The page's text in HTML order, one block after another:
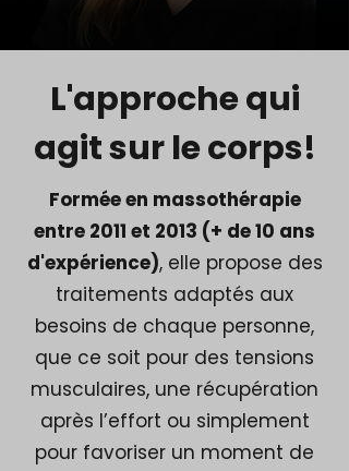
L'approche qui
agit sur le corps!
Formée en massothérapie
entre 2011 et 2013 (+ de 10 ans
d'expérience), elle propose des
traitements adaptés aux
besoins de chaque personne,
que ce soit pour des tensions
musculaires, une récupération
après l’effort ou simplement
pour favoriser un moment de